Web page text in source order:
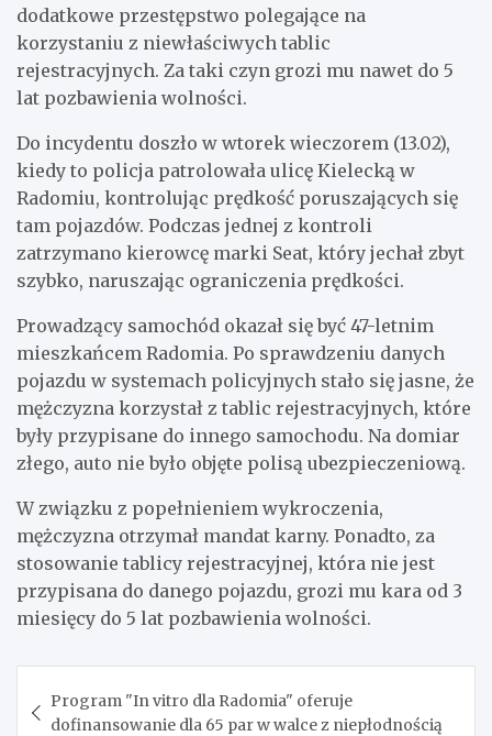
dodatkowe przestępstwo polegające na
korzystaniu z niewłaściwych tablic
rejestracyjnych. Za taki czyn grozi mu nawet do 5
lat pozbawienia wolności.
Do incydentu doszło w wtorek wieczorem (13.02),
kiedy to policja patrolowała ulicę Kielecką w
Radomiu, kontrolując prędkość poruszających się
tam pojazdów. Podczas jednej z kontroli
zatrzymano kierowcę marki Seat, który jechał zbyt
szybko, naruszając ograniczenia prędkości.
Prowadzący samochód okazał się być 47-letnim
mieszkańcem Radomia. Po sprawdzeniu danych
pojazdu w systemach policyjnych stało się jasne, że
mężczyzna korzystał z tablic rejestracyjnych, które
były przypisane do innego samochodu. Na domiar
złego, auto nie było objęte polisą ubezpieczeniową.
W związku z popełnieniem wykroczenia,
mężczyzna otrzymał mandat karny. Ponadto, za
stosowanie tablicy rejestracyjnej, która nie jest
przypisana do danego pojazdu, grozi mu kara od 3
miesięcy do 5 lat pozbawienia wolności.
wpisu
Program "In vitro dla Radomia" oferuje
dofinansowanie dla 65 par w walce z niepłodnością